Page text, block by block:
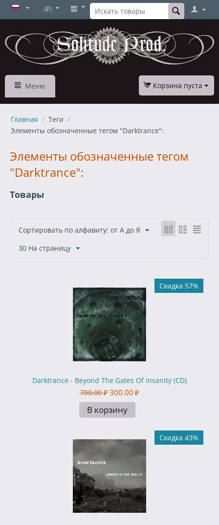
(₽)
Меню Корзина пуста
Главная / Теги /
Элементы обозначенные тегом "Darktrance":
Элементы обозначенные тегом
"Darktrance":
Товары
Сортировать по алфавиту: от А до Я
30 На страницу
Скидка 57%
Darktrance - Beyond The Gates Of Insanity (CD)
700.00 ₽ 300.00 ₽
В корзину
Скидка 43%